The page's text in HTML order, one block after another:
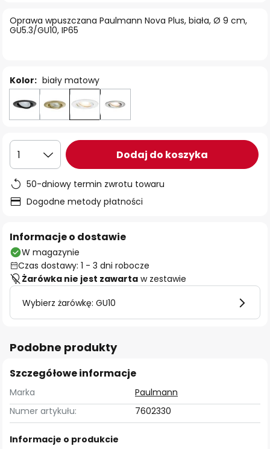
Oprawa wpuszczana Paulmann Nova Plus, biała, Ø 9 cm,
GU5.3/GU10, IP65
Kolor: biały matowy
1 Dodaj do koszyka
50-dniowy termin zwrotu towaru
Dogodne metody płatności
Informacje o dostawie
W magazynie
Czas dostawy: 1 - 3 dni robocze
Żarówka nie jest zawarta w zestawie
Wybierz żarówkę: GU10
Podobne produkty
Szczegółowe informacje
Marka
Paulmann
Numer artykułu:
7602330
Informacje o produkcie